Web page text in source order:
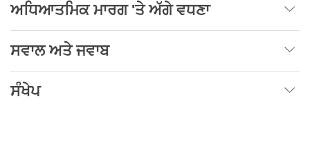
ਅਧਿਆਤਮਿਕ ਮਾਰਗ 'ਤੇ ਅੱਗੇ ਵਧਣਾ
ਸਵਾਲ ਅਤੇ ਜਵਾਬ
ਸੰਖੇਪ